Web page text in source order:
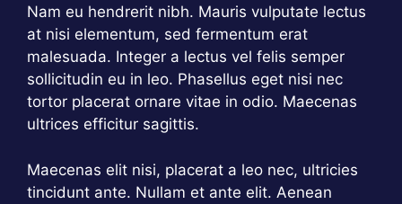
Nam eu hendrerit nibh. Mauris vulputate lectus
at nisi elementum, sed fermentum erat
malesuada. Integer a lectus vel felis semper
sollicitudin eu in leo. Phasellus eget nisi nec
tortor placerat ornare vitae in odio. Maecenas
ultrices efficitur sagittis.
Maecenas elit nisi, placerat a leo nec, ultricies
tincidunt ante. Nullam et ante elit. Aenean